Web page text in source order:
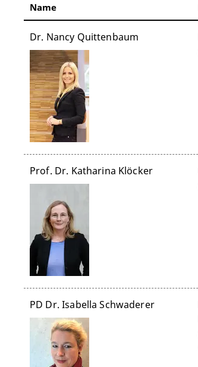
Name
Dr. Nancy Quittenbaum
Prof. Dr. Katharina Klöcker
PD Dr. Isabella Schwaderer